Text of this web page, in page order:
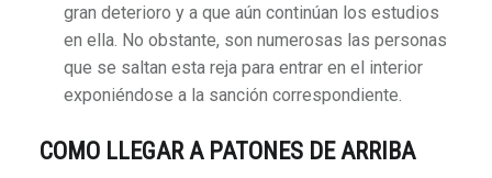
gran deterioro y a que aún continúan los estudios
en ella. No obstante, son numerosas las personas
que se saltan esta reja para entrar en el interior
exponiéndose a la sanción correspondiente.
COMO LLEGARA PATONES DE ARRIBA